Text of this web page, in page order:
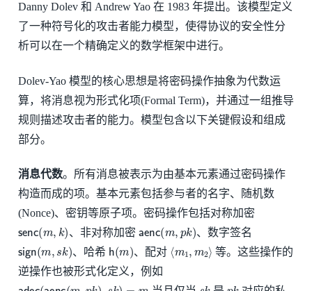
Danny Dolev 和 Andrew Yao 在 1983 年提出。该模型定义
了一种符号化的攻击者能力模型，使得协议的安全性分
析可以在一个精确定义的数学框架中进行。
Dolev-Yao 模型的核心思想是将密码操作抽象为代数运
算，将消息视为形式化项(Formal Term)，并通过一组推导
规则描述攻击者的能力。模型包含以下关键假设和组成
部分。
消息代数。所有消息被表示为由基本元素通过密码操作
构造而成的项。基本元素包括参与者的名字、随机数
(Nonce)、密钥等原子项。密码操作包括对称加密
senc( k ) 、非对称加密 ( k ) 、数字签名
sign( k ) 、哈希 h ( )、配对 ⟨ ⟩ 等。这些操作的
逆操作也被形式化定义，例如
adec ( aenc( k ) k) = k k